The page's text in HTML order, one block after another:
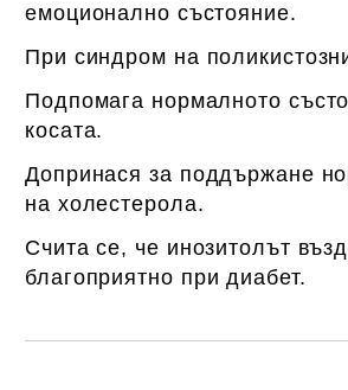
емоционално състояние.
При синдром на
Подпомага нормалното
косата.
Допринася за поддържане
на холестерола.
Счита се, че инозитолът
благоприятно при диабет.